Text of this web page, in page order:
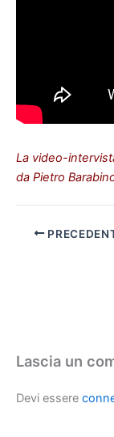
La video-
da Pietro
Lascia un
Devi essere